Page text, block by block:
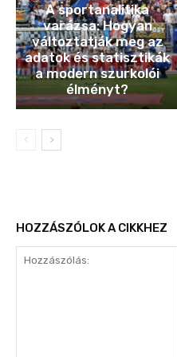
A sportanalitika
varázsa: Hogyan
változtatják meg az
adatok és statisztikák
a modern szurkolói
élményt?
HOZZÁSZÓLOK A CIKKHEZ